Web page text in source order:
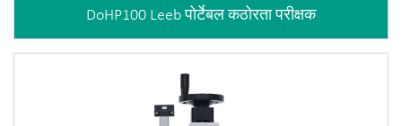
DoHP100 Leeb पोर्टेबल कठोरता परीक्षक